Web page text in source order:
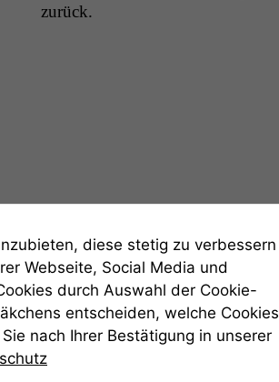
zurück.
diese stetig zu verbessern
Webseite, Social Media und
durch Auswahl der Cookie-
entscheiden, welche Cookies
nach Ihrer Bestätigung in unserer
Wir